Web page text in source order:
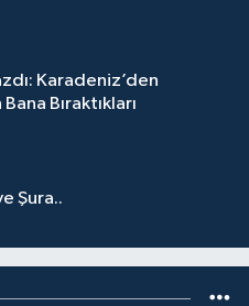
Karadeniz’den
Bıraktıkları
Şura..